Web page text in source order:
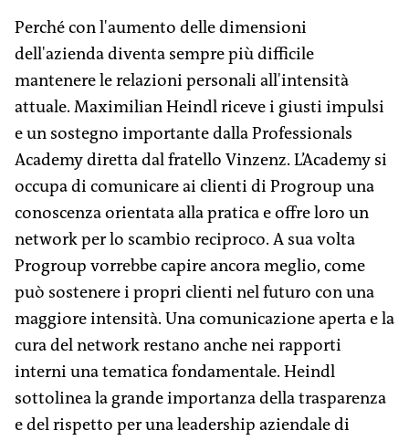
Perché con l'aumento delle dimensioni
dell'azienda diventa sempre più difficile
mantenere le relazioni personali all'intensità
attuale. Maximilian Heindl riceve i giusti impulsi
e un sostegno importante dalla Professionals
Academy diretta dal fratello Vinzenz. L’Academy si
occupa di comunicare ai clienti di Progroup una
conoscenza orientata alla pratica e offre loro un
network per lo scambio reciproco. A sua volta
Progroup vorrebbe capire ancora meglio, come
può sostenere i propri clienti nel futuro con una
maggiore intensità. Una comunicazione aperta e la
cura del network restano anche nei rapporti
interni una tematica fondamentale. Heindl
sottolinea la grande importanza della trasparenza
e del rispetto per una leadership aziendale di